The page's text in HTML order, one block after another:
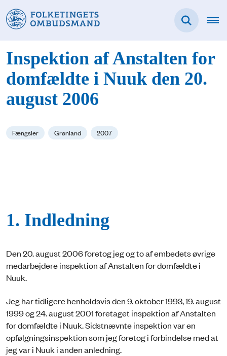
Inspektion af Anstalten for
domfældte i Nuuk den 20.
august 2006
Fængsler Grønland 2007
1. Indledning
Den 20. august 2006 foretog jeg og to af embedets øvrige
medarbejdere inspektion af Anstalten for domfældte i
Nuuk.
Jeg har tidligere henholdsvis den 9. oktober 1993, 19. august
1999 og 24. august 2001 foretaget inspektion af Anstalten
for domfældte i Nuuk. Sidstnævnte inspektion var en
opfølgningsinspektion som jeg foretog i forbindelse med at
jeg var i Nuuk i anden anledning.